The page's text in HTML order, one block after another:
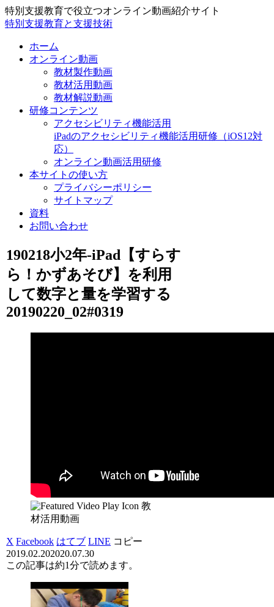
特別支援教育で役立つオンライン動画紹介サイト
特別支援教育と支援技術
ホーム
オンライン動画
教材製作動画
教材活用動画
教材解説動画
研修コンテンツ
アクセシビリティ機能活用
iPadのアクセシビリティ機能活用研修（iOS12対
応）
オンライン動画活用研修
本サイトの使い方
プライバシーポリシー
サイトマップ
資料
お問い合わせ
190218小2年-iPad【すらす
ら！かずあそび】を利用
して数字と量を学習する
20190220_02#0319
教
材活用動画
X Facebook はてブ LINE コピー
2019.02.202020.07.30
この記事は約1分で読めます。